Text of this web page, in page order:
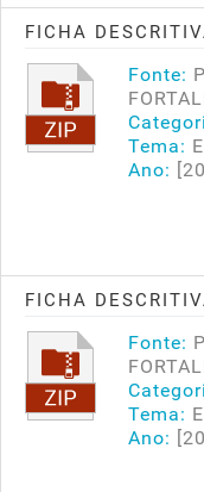
FICHA
Fonte:
Tema:
Ano:
FICHA
Fonte:
Tema:
Ano: